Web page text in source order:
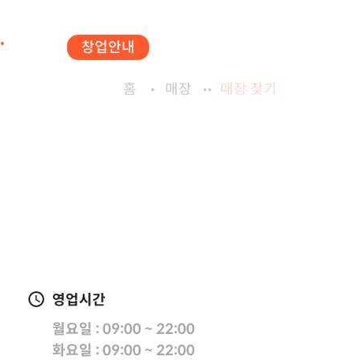
창업안내
홈 매장 매장 찾기
영업시간
월요일 : 09:00 ~ 22:00
화요일 : 09:00 ~ 22:00